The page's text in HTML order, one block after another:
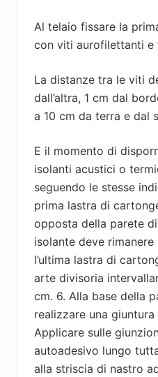
Al telaio fissare la
con viti aurofilettanti e
La distanze tra le viti
dall’altra, 1 cm dal
a 10 cm da terra e dal
E il momento di
isolanti acustici o
seguendo le stesse
prima lastra di
opposta della parete
isolante deve
l’ultima lastra di
arte divisoria
cm. 6. Alla base della
realizzare una
Applicare sulle
autoadesivo lungo
alla striscia di nastro